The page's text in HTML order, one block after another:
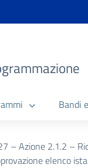
Bandi
– Azione 2.1.2 –
elenco